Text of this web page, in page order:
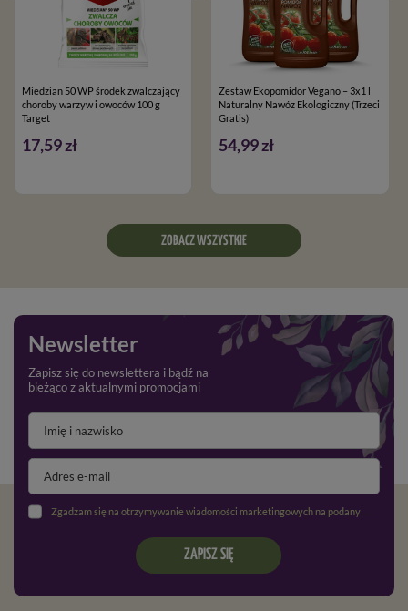
Miedzian 50 WP środek zwalczający
choroby warzyw i owoców 100 g
Target
17,59 zł
Zestaw Ekopomidor Vegano – 3x1 l
Naturalny Nawóz Ekologiczny (Trzeci
Gratis)
54,99 zł
ZOBACZ WSZYSTKIE
Newsletter
Zapisz się do newslettera i bądź na
bieżąco z aktualnymi promocjami
Zgadzam się na otrzymywanie wiadomości marketingowych na podany adres e-mail oraz przetwarzanie danych osobowych zgodnie z
ZAPISZ SIĘ